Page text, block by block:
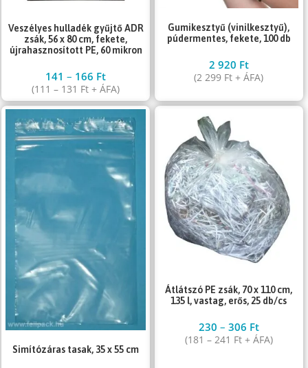
Veszélyes hulladék gyűjtő ADR
zsák, 56 x 80 cm, fekete,
újrahasznosított PE, 60 mikron
141– 166 Ft
(111– 131 Ft + ÁFA)
Gumikesztyű (vinilkesztyű),
púdermentes, fekete, 100 db
2 920 Ft
(2 299 Ft + ÁFA)
Simítózáras tasak, 35 x 55 cm
Átlátszó PE zsák, 70 x 110 cm,
135 l, vastag, erős, 25 db/cs
230 – 306 Ft
(181 – 241 Ft+ ÁFA)